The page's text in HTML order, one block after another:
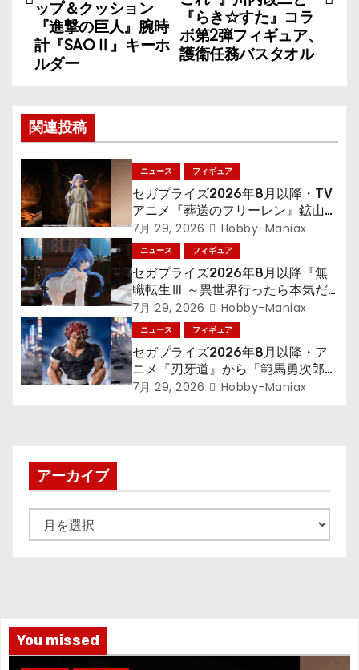
ナ
ビ
ゲ
ー
シ
ョ
ン
『らき☆すた』コラ
ボ第2弾フィギュア、
護衛任務バスタオル
ップ＆クッション
『進撃の巨人』腕時
計『SAOⅡ』キーホ
ルダー
関連投稿
ニュース フィギュア
セガプライズ2026年8月以降・TV
アニメ『葬送のフリーレン』鉱山で
300年働くことになっっちゃった
「フリーレン」を立体化！
7月 29, 2026 Hobby-Maniax
ニュース フィギュア
セガプライズ2026年8月以降『無
職転生Ⅲ ～異世界行ったら本気だ
す～』から「ロキシー」のフィギュ
アが登場！
7月 29, 2026 Hobby-Maniax
ニュース フィギュア
セガプライズ2026年8月以降・ア
ニメ『刃牙道』から「範馬勇次郎」
が登場ッッ!!
7月 29, 2026 Hobby-Maniax
アーカイブ
ー
You missed